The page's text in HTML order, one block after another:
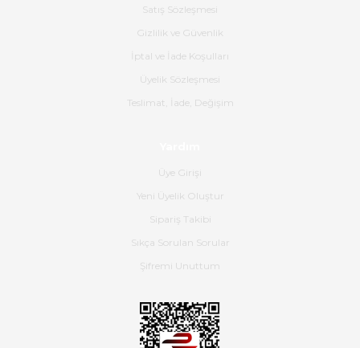
Ürünün kodu XDR-240e-24 yeni
Gerçekten harika ve etkileyici
Hızlı bir şekilde elimize ulaştı
ulaştı.Ürünün paketlenmesi
gayet başarılı hasarsız bir şekilde
Satış Sözleşmesi
Gizlilik ve Güvenlik
İptal ve İade Koşulları
Üyelik Sözleşmesi
Teslimat, İade, Değişim
Üye Girişi
Yeni Üyelik Oluştur
Sipariş Takibi
Sıkça Sorulan Sorular
Şifremi Unuttum